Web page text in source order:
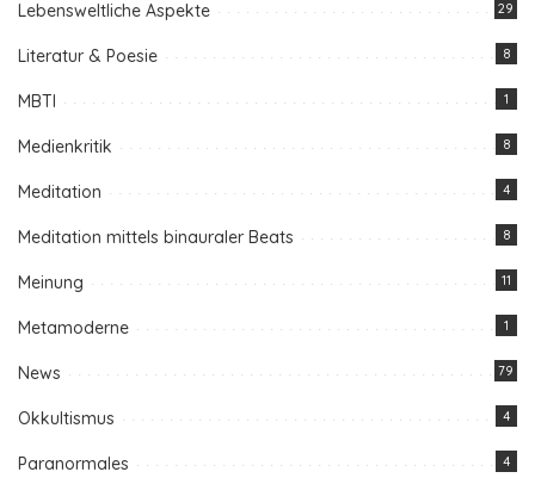
Lebensweltliche Aspekte 29
Literatur & Poesie 8
MBTI 1
Medienkritik 8
Meditation 4
Meditation mittels binauraler Beats 8
Meinung 11
Metamoderne 1
News 79
Okkultismus 4
Paranormales 4